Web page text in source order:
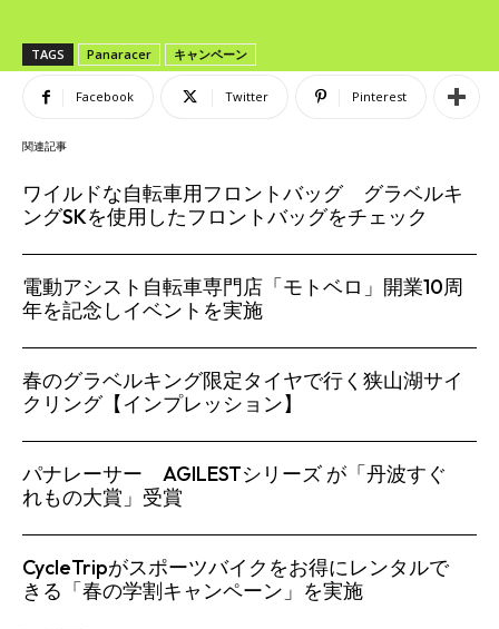
TAGS Panaracer キャンペーン
Facebook Twitter Pinterest
関連記事
ワイルドな自転車用フロントバッグ グラベルキ
ングSKを使用したフロントバッグをチェック
電動アシスト自転車専門店「モトベロ」開業10周
年を記念しイベントを実施
春のグラベルキング限定タイヤで行く狭山湖サイ
クリング【インプレッション】
パナレーサー AGILESTシリーズ が「丹波すぐ
れもの大賞」受賞
CycleTripがスポーツバイクをお得にレンタルで
きる「春の学割キャンペーン」を実施